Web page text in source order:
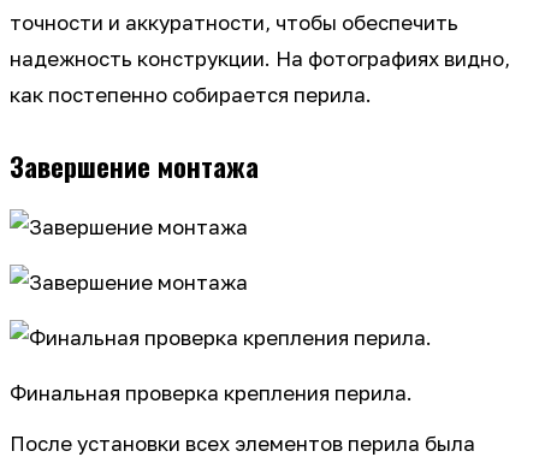
точности и аккуратности, чтобы обеспечить
надежность конструкции. На фотографиях видно,
как постепенно собирается перила.
Завершение монтажа
Финальная проверка крепления перила.
После установки всех элементов перила была